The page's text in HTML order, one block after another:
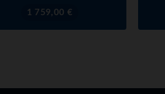
Prix1 759,00 €